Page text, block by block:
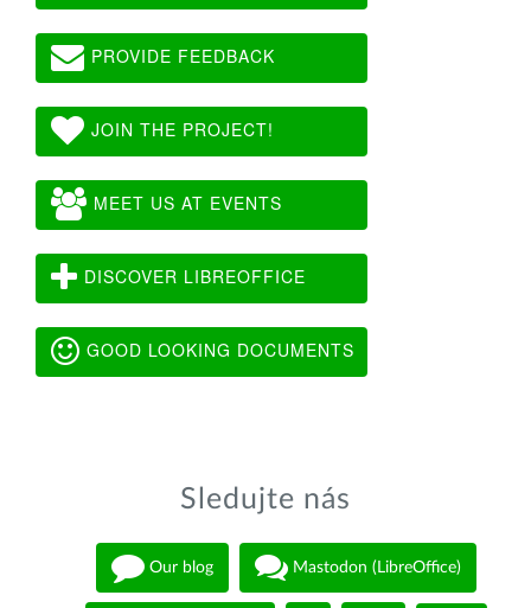
PROVIDE FEEDBACK
JOIN THE PROJECT!
MEET US AT EVENTS
DISCOVER LIBREOFFICE
GOOD LOOKING DOCUMENTS
Sledujte nás
Our blog Mastodon (LibreOffice)